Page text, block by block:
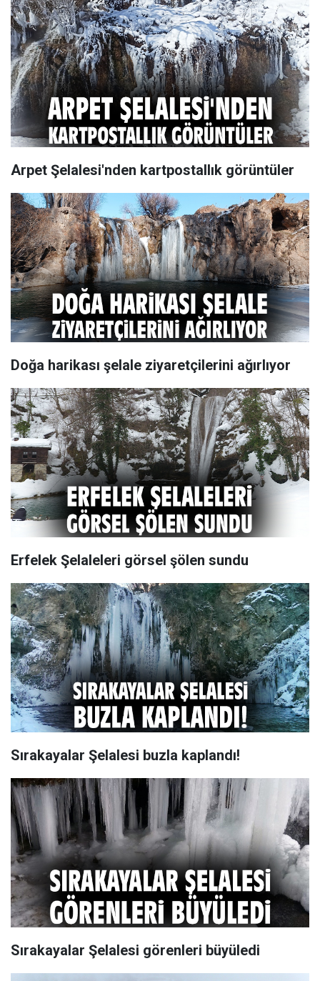
Arpet Şelalesi'nden kartpostallık görüntüler
Doğa harikası şelale ziyaretçilerini ağırlıyor
Erfelek Şelaleleri görsel şölen sundu
Sırakayalar Şelalesi buzla kaplandı!
Sırakayalar Şelalesi görenleri büyüledi